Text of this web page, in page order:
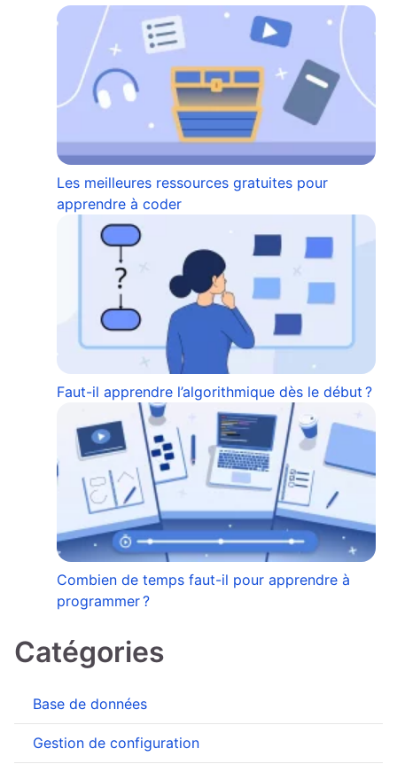
Les meilleures ressources gratuites pour
apprendre à coder
Faut-il apprendre l’algorithmique dès le début ?
Combien de temps faut-il pour apprendre à
programmer ?
Catégories
Base de données
Gestion de configuration